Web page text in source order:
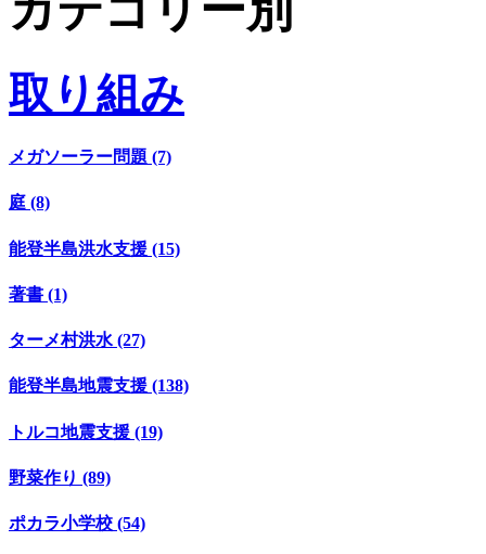
取り組み
メガソーラー問題 (7)
庭 (8)
能登半島洪水支援 (15)
著書 (1)
ターメ村洪水 (27)
能登半島地震支援 (138)
トルコ地震支援 (19)
野菜作り (89)
ポカラ小学校 (54)